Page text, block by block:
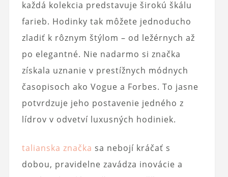
každá kolekcia predstavuje širokú škálu
farieb. Hodinky tak môžete jednoducho
zladiť k rôznym štýlom – od ležérnych až
po elegantné. Nie nadarmo si značka
získala uznanie v prestížnych módnych
časopisoch ako Vogue a Forbes. To jasne
potvrdzuje jeho postavenie jedného z
lídrov v odvetví luxusných hodiniek.
talianska značka sa nebojí kráčať s
dobou, pravidelne zavádza inovácie a